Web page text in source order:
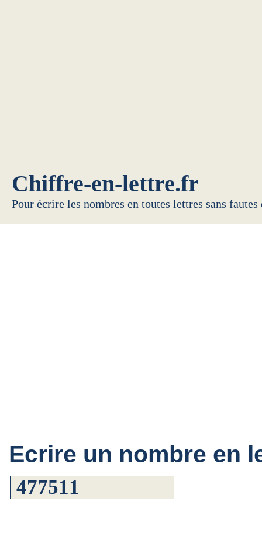
Chiffre-en-lettre.fr
Pour écrire les nombres en toutes lettres sans
Ecrire un nombre en